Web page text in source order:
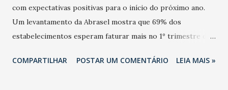
com expectativas positivas para o início do próximo ano.
Um levantamento da Abrasel mostra que 69% dos
estabelecimentos esperam faturar mais no 1º trimestre de
relação ao último trimestre deste ano, 56% também
COMPARTILHAR POSTAR UM COMENTÁRIO LEIA MAIS »